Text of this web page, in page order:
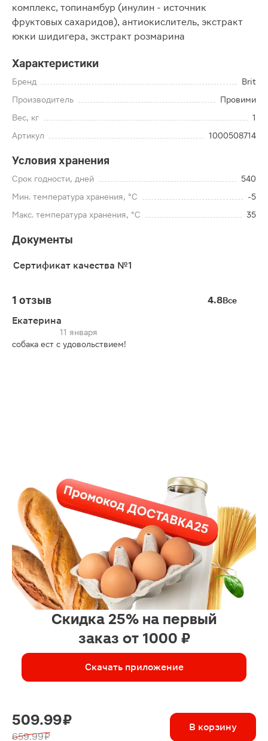
комплекс, топинамбур (инулин - источник
фруктовых сахаридов), антиокислитель, экстракт
юкки шидигера, экстракт розмарина
Характеристики
Бренд
Brit
Производитель
Провими
Вес, кг
1
Артикул
1000508714
Условия хранения
Срок годности, дней
540
Мин. температура хранения, °C
-5
Макс. температура хранения, °C
35
Документы
Сертификат качества №1
1 отзыв 4.8Все
Екатерина
11 января
собака ест с удовольствием!
Скидка 25% на первый
заказ от 1000 ₽
Скачать приложение
509.99 ₽
659.99 ₽
В корзину